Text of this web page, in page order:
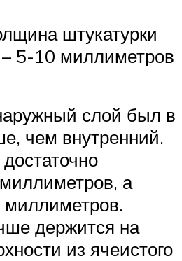
штукатурки
– 5-10 миллиметров
слой был в
чем внутренний.
а
держится на
из ячеистого